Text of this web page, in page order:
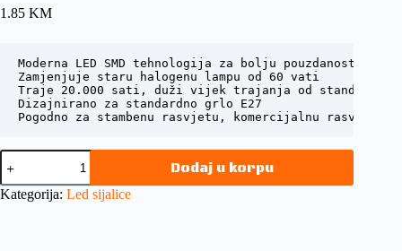
1.85 KM
Moderna LED SMD tehnologija za bolju pouzdanost i
Zamjenjuje staru halogenu lampu od 60 vati
Traje 20.000 sati, duži vijek trajanja od standardnih
Dizajnirano za standardno grlo E27
Pogodno za stambenu rasvjetu, komercijalnu
Dodaj u korpu
Kategorija: Led sijalice